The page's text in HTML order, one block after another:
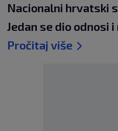
Nacionalni hrvatski
Jedan se dio odnosi
Pročitaj više